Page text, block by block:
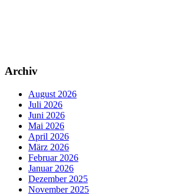
Archiv
August 2026
Juli 2026
Juni 2026
Mai 2026
April 2026
März 2026
Februar 2026
Januar 2026
Dezember 2025
November 2025